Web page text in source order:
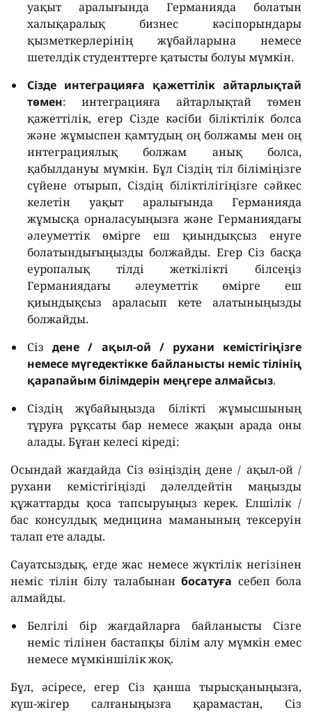
уақыт аралығында Германияда болатын
халықаралық бизнес кәсіпорындары
қызметкерлерінің жұбайларына немесе
шетелдік студенттерге қатысты болуы мүмкін.
Сізде интеграцияға қажеттілік айтарлықтай
төмен: интеграцияға айтарлықтай төмен
қажеттілік, егер Cізде кәсіби біліктілік болса
және жұмыспен қамтудың оң болжамы мен оң
интеграциялық болжам анық болса,
қабылдануы мүмкін. Бұл Cіздің тіл біліміңізге
сүйене отырып, Cіздің біліктілігіңізге сәйкес
келетін уақыт аралығында Германияда
жұмысқа орналасуыңызға және Германиядағы
әлеуметтік өмірге еш қиындықсыз енуге
болатындығыңызды болжайды. Егер Сіз басқа
еуропалық тілді жеткілікті білсеңіз
Германиядағы әлеуметтік өмірге еш
қиындықсыз араласып кете алатыныңызды
болжайды.
Сіздене / ақыл-ой / рухани кемістігіңізге
немесе мүгедектікке байланысты неміс тілінің
қарапайым білімдерін меңгере алмайсыз.
Сіздің жұбайыңызда білікті жұмысшының
тұруға рұқсаты бар немесе жақын арада оны
алады. Бұған келесі кіреді:
Осындай жағдайда Сіз өзіңіздің дене / ақыл-ой /
рухани кемістігіңізді дәлелдейтін маңызды
құжаттарды қоса тапсыруыңыз керек. Елшілік /
бас консулдық медицина маманының тексеруін
талап ете алады.
Сауатсыздық, егде жас немесе жүктілік негізінен
неміс тілін білу талабынан босатуға себеп бола
алмайды.
Белгілі бір жағдайларға байланысты Сізге
неміс тілінен бастапқы білім алу мүмкін емес
немесе мүмкіншілік жоқ.
Бұл, әсіресе, егер Сіз қанша тырысқаныңызға,
күш-жігер салғаныңызға қарамастан, Сіз